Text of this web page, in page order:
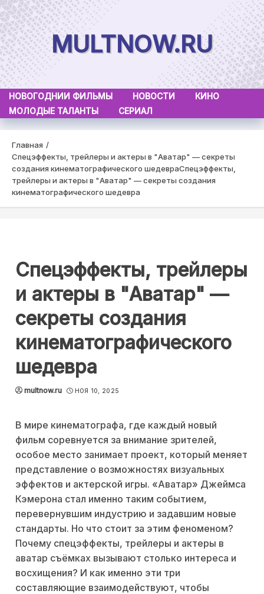
Skip
to
content
MULTNOW.RU
НОВОГОДНИИ ФИЛЬМЫ НОВОСТИ
КИНО
МОЛОДЫЕ ТАЛАНТЫ
СЕРИАЛ
Главная
Спецэффекты, трейлеры и актеры в "Аватар" — секреты
создания кинематографического шедевраСпецэффекты,
трейлеры и актеры в "Аватар" — секреты создания
кинематографического шедевра
Спецэффекты, трейлеры
и актеры в "Аватар" —
секреты создания
кинематографического
шедевра
multnow.ru НОЯ 10, 2025
В мире кинематографа, где каждый новый
фильм соревнуется за внимание зрителей,
особое место занимает проект, который меняет
представление о возможностях визуальных
эффектов и актерской игры. «Аватар» Джеймса
Кэмерона стал именно таким событием,
перевернувшим индустрию и задавшим новые
стандарты. Но что стоит за этим феноменом?
Почему спецэффекты, трейлеры и актеры в
аватар съёмках вызывают столько интереса и
восхищения? И как именно эти три
составляющие взаимодействуют, чтобы